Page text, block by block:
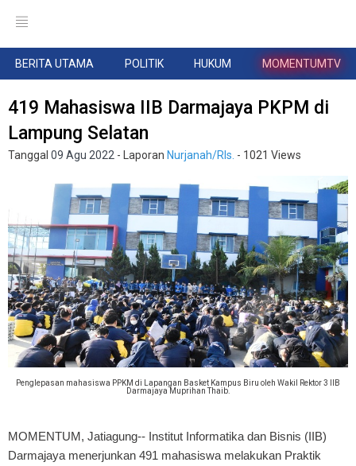
BERITA UTAMA POLITIK HUKUM MOMENTUMTV
419 Mahasiswa IIB Darmajaya PKPM di
Lampung Selatan
Tanggal 09 Agu 2022 - Laporan Nurjanah/Rls. - 1021 Views
Penglepasan mahasiswa PPKM di Lapangan Basket Kampus Biru oleh Wakil Rektor 3 IIB
Darmajaya Muprihan Thaib.
MOMENTUM, Jatiagung-- Institut Informatika dan Bisnis (IIB)
Darmajaya menerjunkan 491 mahasiswa melakukan Praktik